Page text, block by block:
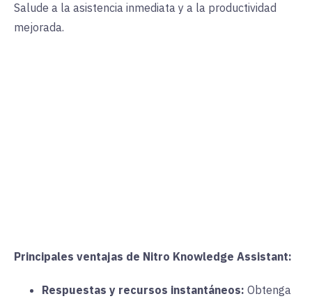
Salude a la asistencia inmediata y a la productividad
mejorada.
Principales ventajas de Nitro Knowledge Assistant:
Respuestas y recursos instantáneos: Obtenga